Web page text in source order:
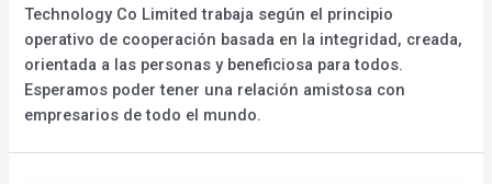
Technology Co Limited trabaja según el principio
operativo de cooperación basada en la integridad, creada,
orientada a las personas y beneficiosa para todos.
Esperamos poder tener una relación amistosa con
empresarios de todo el mundo.